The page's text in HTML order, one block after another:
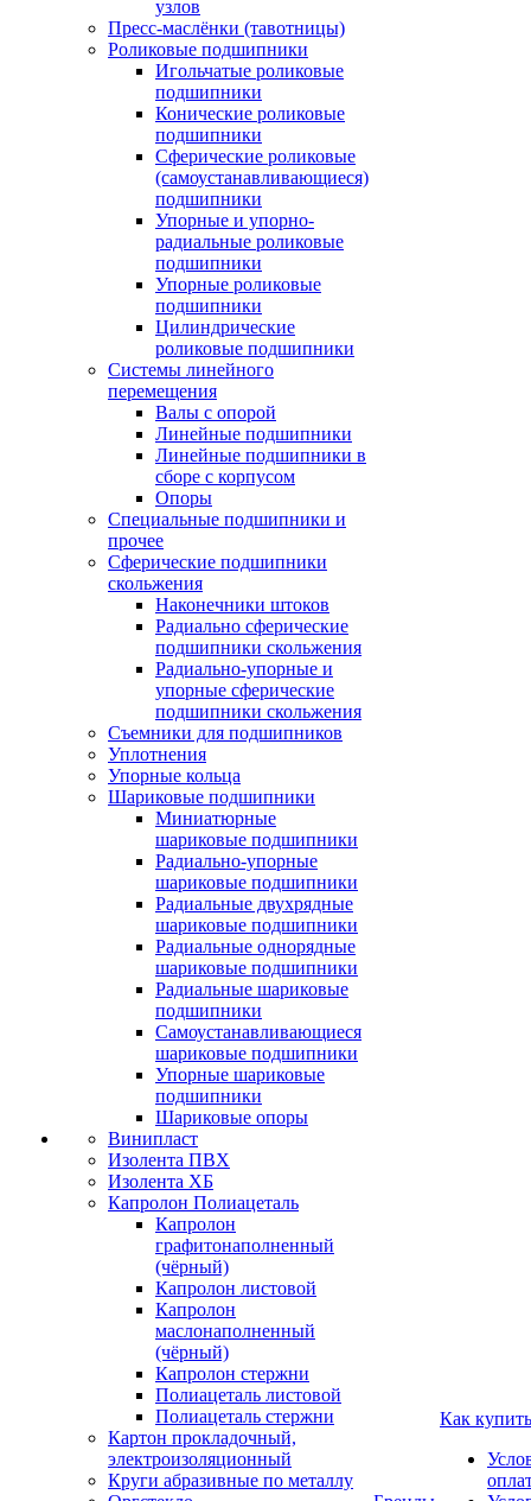
узлов
Пресс-маслёнки (тавотницы)
Роликовые подшипники
Игольчатые роликовые
подшипники
Конические роликовые
подшипники
Сферические роликовые
(самоустанавливающиеся)
подшипники
Упорные и упорно-
радиальные роликовые
подшипники
Упорные роликовые
подшипники
Цилиндрические
роликовые подшипники
Системы линейного
перемещения
Валы с опорой
Линейные подшипники
Линейные подшипники в
сборе с корпусом
Опоры
Специальные подшипники и
прочее
Сферические подшипники
скольжения
Наконечники штоков
Радиально сферические
подшипники скольжения
Радиально-упорные и
упорные сферические
подшипники скольжения
Съемники для подшипников
Уплотнения
Упорные кольца
Шариковые подшипники
Миниатюрные
шариковые подшипники
Радиально-упорные
шариковые подшипники
Радиальные двухрядные
шариковые подшипники
Радиальные однорядные
шариковые подшипники
Радиальные шариковые
подшипники
Самоустанавливающиеся
шариковые подшипники
Упорные шариковые
подшипники
Шариковые опоры
Винипласт
Изолента ПВХ
Изолента ХБ
Капролон Полиацеталь
Капролон
графитонаполненный
(чёрный)
Капролон листовой
Капролон
маслонаполненный
(чёрный)
Капролон стержни
Полиацеталь листовой
Полиацеталь стержни
Картон прокладочный,
электроизоляционный
Круги абразивные по металлу
Как купить